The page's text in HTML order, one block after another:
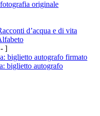
originale
d’acqua e di vita
]
biglietto autografo firmato
biglietto autografo